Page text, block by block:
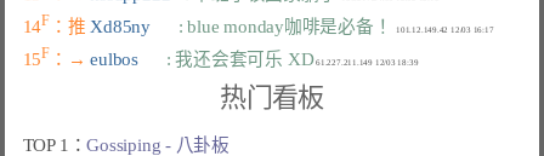
14F ：推 Xd85ny : blue monday咖啡是必备！
  101.12.149.42 12/03 16:17
15F ：→ eulbos : 我还会套可乐 XD 61.227.211.149 12/03 18:39
热门看板
TOP 1：Gossiping - 八卦板